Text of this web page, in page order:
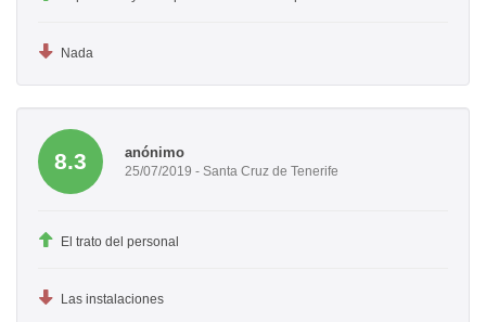
Nada
8.3 anónimo
25/07/2019 - Santa Cruz de Tenerife
El trato del personal
Las instalaciones